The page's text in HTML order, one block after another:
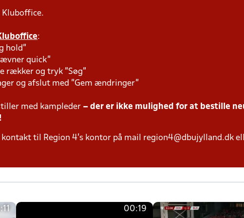
:
hold"
quick"
rækker og tryk "Søg"
og afslut med "Gem ændringer"
med kampleder – der er ikke mulighed for at bestille
kontakt til Region 4's kontor på mail region4@dbujylland.dk
00:19